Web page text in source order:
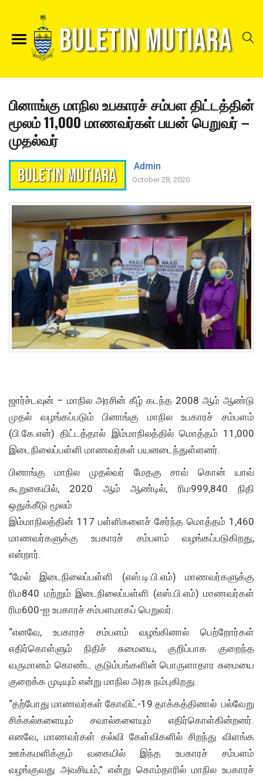
பினாங்கு மாநில உபகாரச் சம்பள திட்டத்தின்
மூலம் 11,000 மாணவர்கள் பயன் பெறுவர் –
முதல்வர்
Admin
October 28, 2020
ஜார்ச்டவுன் – மாநில அரசின் கீழ் கடந்த 2008 ஆம் ஆண்டு
முதல் வழங்கப்படும் பினாங்கு மாநில உபகாரச் சம்பளம்
(பி.கே.என்) திட்டத்தால் இம்மாநிலத்தில் மொத்தம் 11,000
இடைநிலைப்பள்ளி மாணவர்கள் பயனடைந்துள்ளனர்.
பினாங்கு மாநில முதல்வர் மேதகு சாவ் கொன் யாவ்
கூறுகையில், 2020 ஆம் ஆண்டில், ரிம999,840 நிதி
ஒதுக்கீடு மூலம்
இம்மாநிலத்தின் 117 பள்ளிகளைச் சேர்ந்த மொத்தம் 1,460
மாணவர்களுக்கு உபகாரச் சம்பளம் வழங்கப்படுகிறது,
என்றார்.
“மேல் இடைநிலைப்பள்ளி (எஸ்.டி.பி.எம்) மாணவர்களுக்கு
ரிம840 மற்றும் இடைநிலைப்பள்ளி (எஸ்.பி.எம்) மாணவர்கள்
ரிம600-ஐ உபகாரச் சம்பளமாகப் பெறுவர்.
“எனவே, உபகாரச் சம்பளம் வழங்கினால் பெற்றோர்கள்
எதிர்கொள்ளும் நிதிச் சுமையை, குறிப்பாக குறைந்த
வருமானம் கொண்ட குடும்பங்களின் பொருளாதார சுமையை
குறைக்க முடியும் என்று மாநில அரசு நம்புகிறது.
“தற்போது மாணவர்கள் கோவிட்-19 தாக்கத்தினால் பல்வேறு
சிக்கல்களையும் சவால்களையும் எதிர்கொள்கின்றனர்.
எனவே, மாணவர்கள் கல்வி கேள்விகளில் சிறந்து விளங்க
ஊக்கமளிக்கும் வகையில் இந்த உபகாரச் சம்பளம்
வழங்குவது அவசியம்,” என்று கொம்தாரில் மாநில உபகாரச்